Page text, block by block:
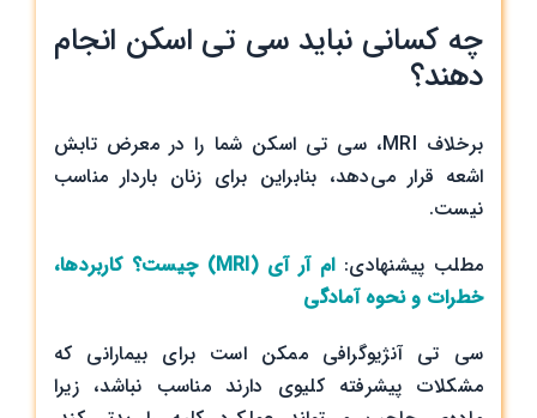
چه کسانی نباید سی تی اسکن انجام
دهند؟
برخلاف MRI، سی تی اسکن شما را در معرض تابش
اشعه قرار می‌دهد، بنابراین برای زنان باردار مناسب
نیست.
مطلب پیشنهادی:
ام آر آی (MRI) چیست؟ کاربردها،
خطرات و نحوه آمادگی
سی تی آنژیوگرافی ممکن است برای بیمارانی که
مشکلات پیشرفته کلیوی دارند مناسب نباشد، زیرا